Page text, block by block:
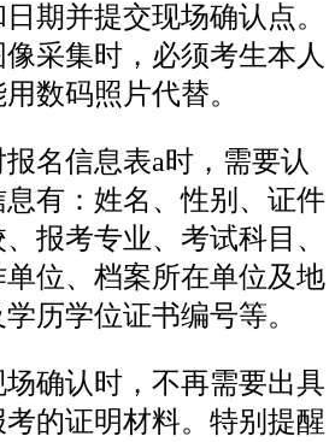
期并提交现场确认点。
采集时，必须考生本人
数码照片代替。
信息表a时，需要认
有：姓名、性别、证件
报考专业、考试科目、
位、档案所在单位及地
历学位证书编号等。
认时，不再需要出具
的证明材料。特别提醒